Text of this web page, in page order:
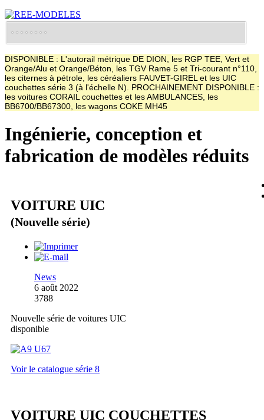
DISPONIBLE : L'autorail métrique DE DION, les RGP TEE, Vert et
Orange/Alu et Orange/Béton, les TGV Rame 5 et Tri-courant n°110,
les citernes à pétrole, les céréaliers FAUVET-GIREL et les UIC
couchettes série 3 (à l'échelle N). PROCHAINEMENT DISPONIBLE :
les voitures CORAIL couchettes et les AMBULANCES, les
BB6700/BB67300, les wagons COKE MH45
Ingénierie, conception et
fabrication de modèles réduits
VOITURE UIC
(Nouvelle série)
News
6 août 2022
3788
Nouvelle série de voitures UIC
disponible
Voir le catalogue série 8
VOITURE UIC COUCHETTES